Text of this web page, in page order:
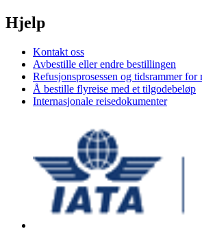
Hjelp
Kontakt oss
Avbestille eller endre bestillingen
Refusjonsprosessen og tidsrammer for
Å bestille flyreise med et tilgodebeløp
Internasjonale reisedokumenter